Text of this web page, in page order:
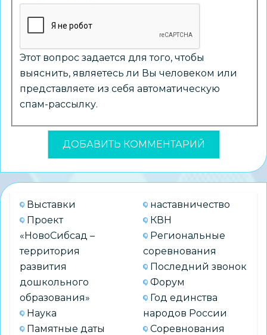
Этот вопрос задается для того, чтобы
выяснить, являетесь ли Вы человеком или
представляете из себя автоматическую
спам-рассылку.
Выставки
Проект
«НовоСибсад –
территория
развития
дошкольного
образования»
Наука
Памятные даты
наставничество
КВН
Региональные
соревнования
Последний звонок
Форум
Год единства
народов России
Соревнования